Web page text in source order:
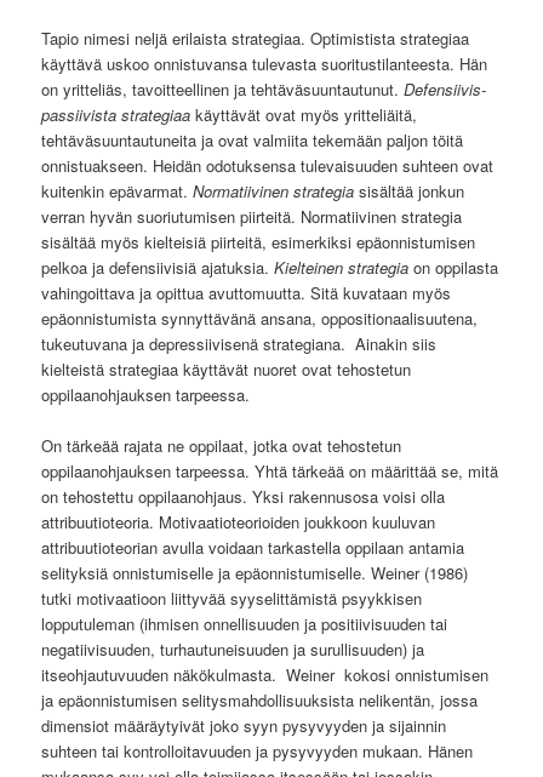
Tapio nimesi neljä erilaista strategiaa. Optimistista strategiaa
käyttävä uskoo onnistuvansa tulevasta suoritustilanteesta. Hän
on yritteliäs, tavoitteellinen ja tehtäväsuuntautunut.Defensiivis-
passiivista strategiaa käyttävät ovat myös yritteliäitä,
tehtäväsuuntautuneita ja ovat valmiita tekemään paljon töitä
onnistuakseen. Heidän odotuksensa tulevaisuuden suhteen ovat
kuitenkin epävarmat.Normatiivinen strategiasisältää jonkun
verran hyvän suoriutumisen piirteitä. Normatiivinen strategia
sisältää myös kielteisiä piirteitä, esimerkiksi epäonnistumisen
pelkoa ja defensiivisiä ajatuksia.Kielteinen strategia on oppilasta
vahingoittava ja opittua avuttomuutta. Sitä kuvataan myös
epäonnistumista synnyttävänä ansana, oppositionaalisuutena,
tukeutuvana ja depressiivisenä strategiana. Ainakin siis
kielteistä strategiaa käyttävät nuoret ovat tehostetun
oppilaanohjauksen tarpeessa.
On tärkeää rajata ne oppilaat, jotka ovat tehostetun
oppilaanohjauksen tarpeessa. Yhtä tärkeää on määrittää se, mitä
on tehostettu oppilaanohjaus. Yksi rakennusosa voisi olla
attribuutioteoria. Motivaatioteorioiden joukkoon kuuluvan
attribuutioteorian avulla voidaan tarkastella oppilaan antamia
selityksiä onnistumiselle ja epäonnistumiselle. Weiner (1986)
tutki motivaatioon liittyvää syyselittämistä psyykkisen
lopputuleman (ihmisen onnellisuuden ja positiivisuuden tai
negatiivisuuden, turhautuneisuuden ja surullisuuden) ja
itseohjautuvuuden näkökulmasta. Weiner kokosi onnistumisen
ja epäonnistumisen selitysmahdollisuuksista nelikentän, jossa
dimensiot määräytyivät joko syyn pysyvyyden ja sijainnin
suhteen tai kontrolloitavuuden ja pysyvyyden mukaan. Hänen